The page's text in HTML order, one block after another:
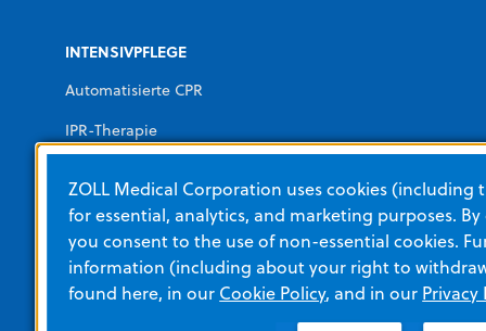
INTENSIVPFLEGE
Automatisierte CPR
IPR-Therapie
Temperaturmanagement
Beatmungsgeräte
ZOLL Medical Corporation uses cookies (including
for essential, analytics, and marketing purposes. By
you consent to the use of non-essential cookies.
information (including about your right to
found here, in our Cookie Policy, and in our Privacy